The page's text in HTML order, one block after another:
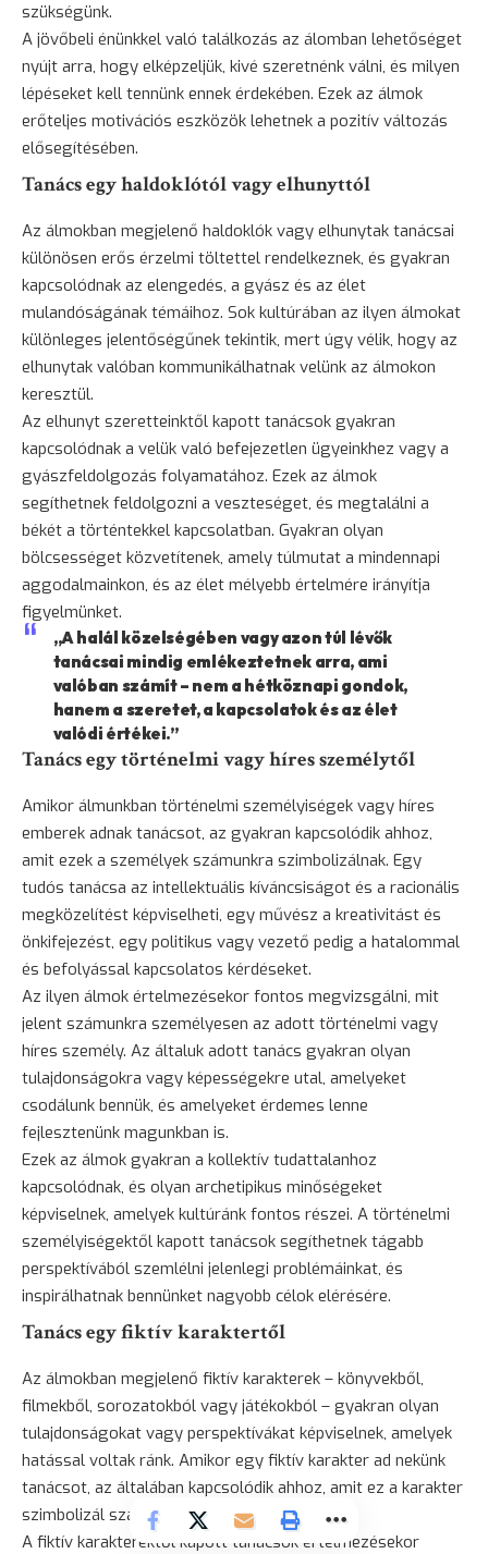
szükségünk.
A jövőbeli énünkkel való találkozás az álomban lehetőséget
nyújt arra, hogy elképzeljük, kivé szeretnénk válni, és milyen
lépéseket kell tennünk ennek érdekében. Ezek az álmok
erőteljes motivációs eszközök lehetnek a pozitív változás
elősegítésében.
Tanács egy haldoklótól vagy elhunyttól
Az álmokban megjelenő haldoklók vagy elhunytak tanácsai
különösen erős érzelmi töltettel rendelkeznek, és gyakran
kapcsolódnak az elengedés, a gyász és az élet
mulandóságának témáihoz. Sok kultúrában az ilyen álmokat
különleges jelentőségűnek tekintik, mert úgy vélik, hogy az
elhunytak valóban kommunikálhatnak velünk az álmokon
keresztül.
Az elhunyt szeretteinktől kapott tanácsok gyakran
kapcsolódnak a velük való befejezetlen ügyeinkhez vagy a
gyászfeldolgozás folyamatához. Ezek az álmok
segíthetnek feldolgozni a veszteséget, és megtalálni a
békét a történtekkel kapcsolatban. Gyakran olyan
bölcsességet közvetítenek, amely túlmutat a mindennapi
aggodalmainkon, és az élet mélyebb értelmére irányítja
figyelmünket.
„A halál közelségében vagy azon túl lévők
tanácsai mindig emlékeztetnek arra, ami
valóban számít – nem a hétköznapi gondok,
hanem a szeretet, a kapcsolatok és az élet
valódi értékei.”
Tanács egy történelmi vagy híres személytől
Amikor álmunkban történelmi személyiségek vagy híres
emberek adnak tanácsot, az gyakran kapcsolódik ahhoz,
amit ezek a személyek számunkra szimbolizálnak. Egy
tudós tanácsa az intellektuális kíváncsiságot és a racionális
megközelítést képviselheti, egy művész a kreativitást és
önkifejezést, egy politikus vagy vezető pedig a hatalommal
és befolyással kapcsolatos kérdéseket.
Az ilyen álmok értelmezésekor fontos megvizsgálni, mit
jelent számunkra személyesen az adott történelmi vagy
híres személy. Az általuk adott tanács gyakran olyan
tulajdonságokra vagy képességekre utal, amelyeket
csodálunk bennük, és amelyeket érdemes lenne
fejlesztenünk magunkban is.
Ezek az álmok gyakran a kollektív tudattalanhoz
kapcsolódnak, és olyan archetipikus minőségeket
képviselnek, amelyek kultúránk fontos részei. A történelmi
személyiségektől kapott tanácsok segíthetnek tágabb
perspektívából szemlélni jelenlegi problémáinkat, és
inspirálhatnak bennünket nagyobb célok elérésére.
Tanács egy fiktív karaktertől
Az álmokban megjelenő fiktív karakterek – könyvekből,
filmekből, sorozatokból vagy játékokból – gyakran olyan
tulajdonságokat vagy perspektívákat képviselnek, amelyek
hatással voltak ránk. Amikor egy fiktív karakter ad nekünk
tanácsot, az általában kapcsolódik ahhoz, amit ez a karakter
szimbolizál számunkra.
A fiktív karakterektől kapott tanácsok értelmezésekor